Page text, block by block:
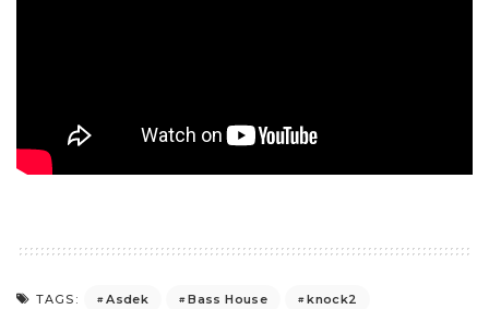
TAGS: Asdek Bass House knock2